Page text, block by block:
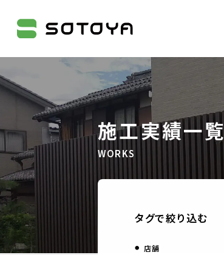
株式会社SOTOYA
施工実績一覧
WORKS
タグで絞り込む
店舗